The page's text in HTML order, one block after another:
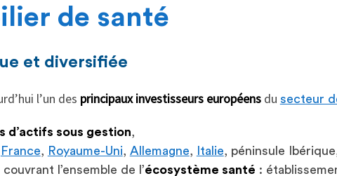
de santé
et diversifiée
l’un des principaux investisseurs européensdu secteur
d’actifs sous gestion,
France, Royaume-Uni, Allemagne, Italie, péninsule
couvrant l’ensemble de l’écosystème santé :